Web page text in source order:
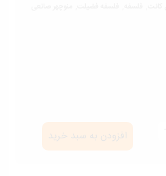
افزودن به سبد خرید